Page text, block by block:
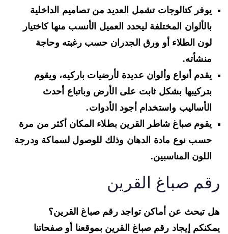
يوفر كتالوجات تشمل العديد من تصاميم الداخلية
بالألوان المختلفة ليحدد العميل الأنسب منها كاختيار
لون الطلاء أو ورق الجدران حسب رغبته وحاجة
منشأته.
يقدم أنواع وألوان عديدة لأرضيات باركيه، ويقوم
بتركيبها بشكل ثابت على الأرض وباتباع أحدث
الأساليب واستخدام أجود الأدوات.
يقوم صباغ شاطر القرين بطلاء المكان أكثر من مرة
حسب نوع مادة الدهان وذلك للوصول لسماكة ودرجة
اللون المناسبين.
صباغ القرين
تبحث عن أماكن تواجد رقم صباغ القرين؟
إيجاد رقم صباغ القرين بموقعنا أو صفحاتنا